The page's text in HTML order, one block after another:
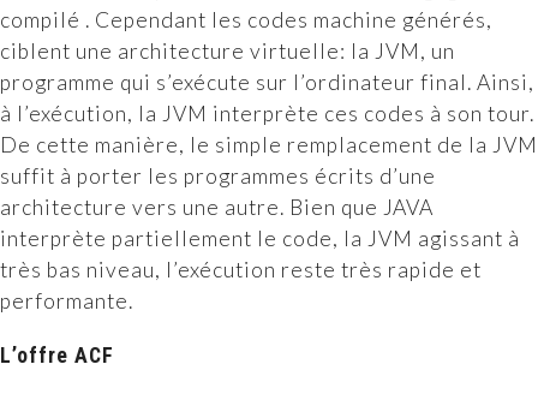
compilé . Cependant les codes machine générés,
ciblent une architecture virtuelle: la JVM, un
programme qui s’exécute sur l’ordinateur final. Ainsi,
à l’exécution, la JVM interprète ces codes à son tour.
De cette manière, le simple remplacement de la JVM
suffit à porter les programmes écrits d’une
architecture vers une autre. Bien que JAVA
interprète partiellement le code, la JVM agissant à
très bas niveau, l’exécution reste très rapide et
performante.
L’offre ACF